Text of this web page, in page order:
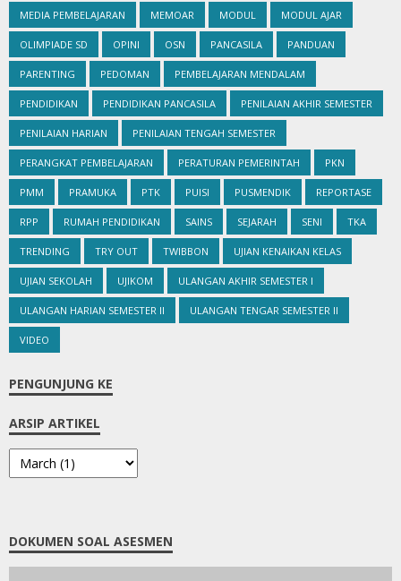
MEDIA PEMBELAJARAN MEMOAR MODUL MODUL AJAR
OLIMPIADE SD OPINI OSN PANCASILA PANDUAN
PARENTING PEDOMAN PEMBELAJARAN MENDALAM
PENDIDIKAN PENDIDIKAN PANCASILA PENILAIAN AKHIR SEMESTER
PENILAIAN HARIAN PENILAIAN TENGAH SEMESTER
PERANGKAT PEMBELAJARAN PERATURAN PEMERINTAH PKN
PMM PRAMUKA PTK PUISI PUSMENDIK REPORTASE
RPP RUMAH PENDIDIKAN SAINS SEJARAH SENI TKA
TRENDING TRY OUT TWIBBON UJIAN KENAIKAN KELAS
UJIAN SEKOLAH UJIKOM ULANGAN AKHIR SEMESTER I
ULANGAN HARIAN SEMESTER II ULANGAN TENGAR SEMESTER II
VIDEO
PENGUNJUNG KE
ARSIP ARTIKEL
DOKUMEN SOAL ASESMEN